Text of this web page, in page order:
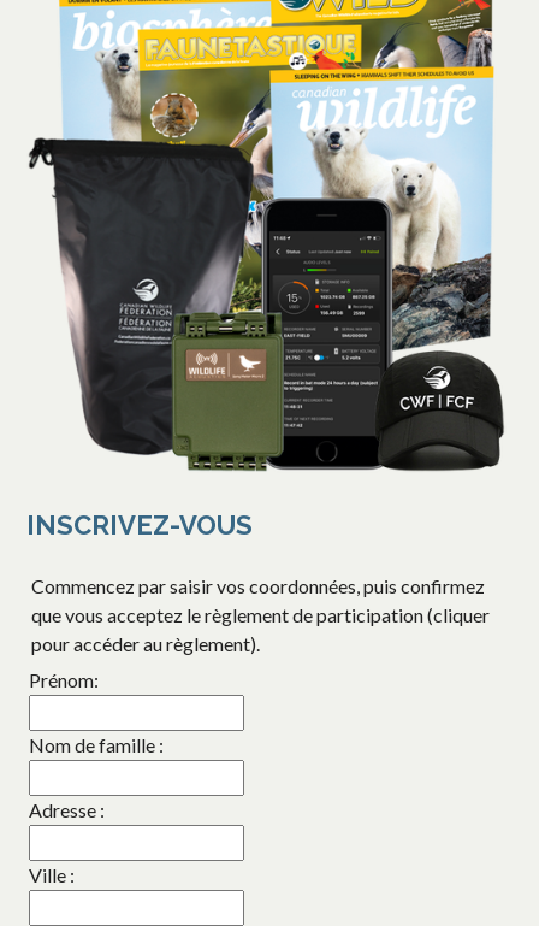
INSCRIVEZ-VOUS
Commencez par saisir vos coordonnées, puis confirmez
que vous acceptez le règlement de participation (cliquer
pour accéder au règlement).
Prénom:
Nom de famille :
Adresse :
Ville :